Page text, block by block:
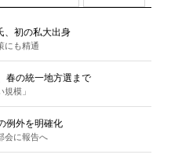
、初の私大出身
にも精通
春の統一地方選まで
模」
例外を明確化
会に報告へ